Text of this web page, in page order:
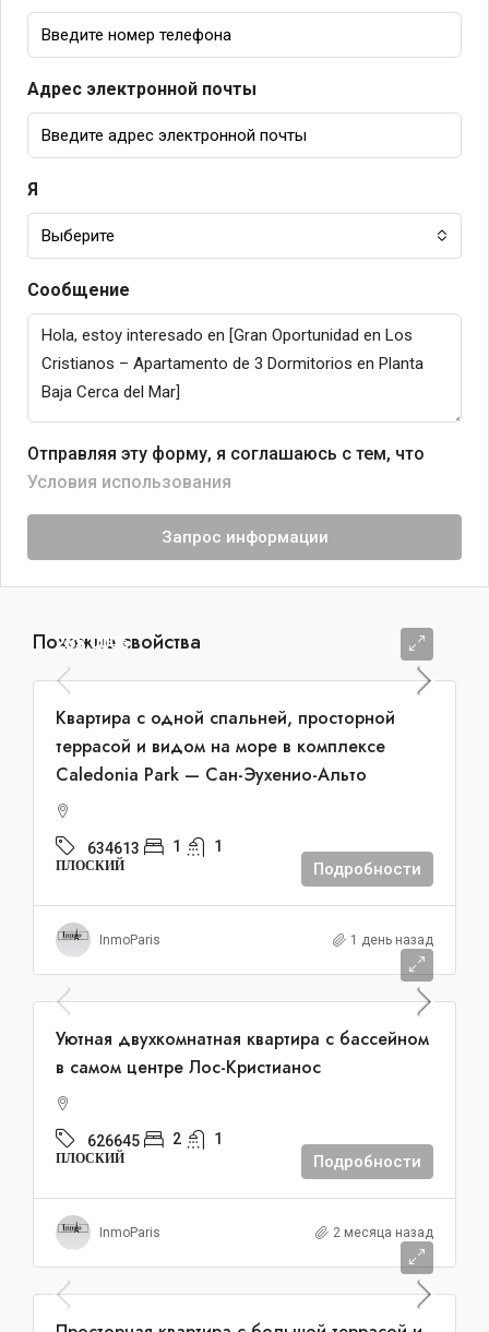
Адрес электронной почты
Я
Выберите
Сообщение
Отправляя эту форму, я соглашаюсь с тем, что
Условия использования
Запрос информации
Похожие свойства
285.000€
Квартира с одной спальней, просторной
террасой и видом на море в комплексе
Caledonia Park — Сан-Эухенио-Альто
634613 1 1
ПЛОСКИЙ Подробности
InmoParis 1 день назад
385.000€
Уютная двухкомнатная квартира с бассейном
в самом центре Лос-Кристианос
626645 2 1
ПЛОСКИЙ Подробности
InmoParis 2 месяца назад
449.000€